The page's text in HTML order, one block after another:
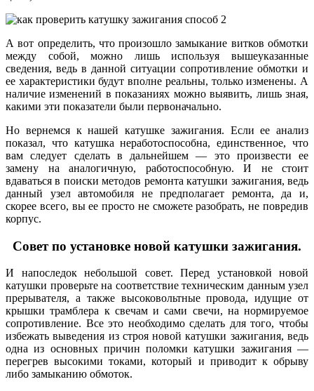
А вот определить, что произошло замыкание витков обмотки
между собой, можно лишь используя вышеуказанные
сведения, ведь в данной ситуации сопротивление обмотки и
ее характеристики будут вполне реальны, только изменены. А
наличие изменений в показаниях можно выявить, лишь зная,
какими эти показатели были первоначально.
Но вернемся к нашей катушке зажигания. Если ее анализ
показал, что катушка неработоспособна, единственное, что
вам следует сделать в дальнейшем — это произвести ее
замену на аналогичную, работоспособную. И не стоит
вдаваться в поиски методов ремонта катушки зажигания, ведь
данный узел автомобиля не предполагает ремонта, да и,
скорее всего, вы ее просто не сможете разобрать, не повредив
корпус.
Совет по установке новой катушки зажигания.
И напоследок небольшой совет. Перед установкой новой
катушки проверьте на соответствие техническим данным узел
прерывателя, а также высоковольтные провода, идущие от
крышки трамблера к свечам и сами свечи, на нормируемое
сопротивление. Все это необходимо сделать для того, чтобы
избежать выведения из строя новой катушки зажигания, ведь
одна из основных причин поломки катушки зажигания —
перегрев высокими токами, который и приводит к обрыву
либо замыканию обмоток.